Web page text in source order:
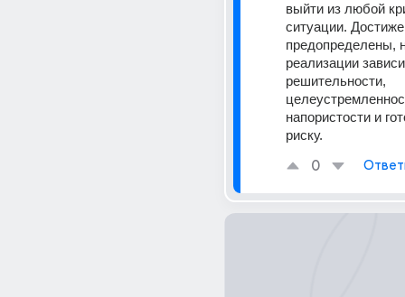
выйти из любой
ситуации.
предопределены,
реализации
решительности,
напористости и
риску.
0